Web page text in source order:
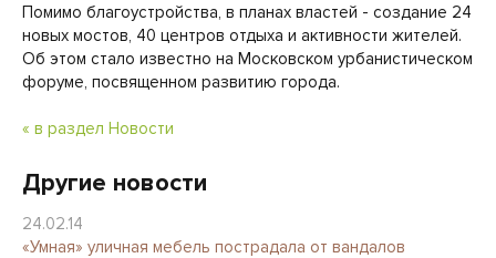
Помимо благоустройства, в планах властей - создание 24
новых мостов, 40 центров отдыха и активности жителей.
Об этом стало известно на Московском урбанистическом
форуме, посвященном развитию города.
« в раздел Новости
Другие новости
24.02.14
«Умная» уличная мебель пострадала от вандалов